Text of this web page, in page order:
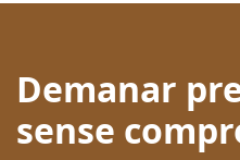
Demanar
sense